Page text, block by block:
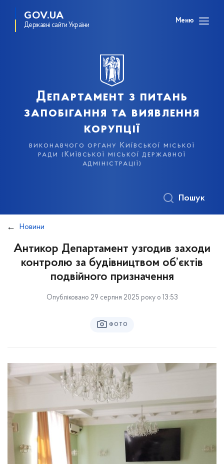
GOV.UA
Державні сайти України
Меню
Департамент з питань
запобігання та виявлення
корупції
виконавчого органу Київської міської
ради (Київської міської державної
адміністрації)
Пошук
Новини
Антикор Департамент узгодив заходи
контролю за будівництвом об’єктів
подвійного призначення
Опубліковано 29 серпня 2025 року о 13:53
ФОТО